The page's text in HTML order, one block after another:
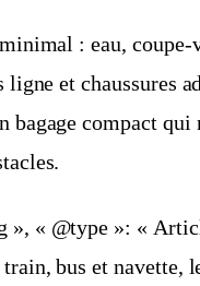
: eau, coupe-
et chaussures
compact qui
», « @type »: «
bus et navette,